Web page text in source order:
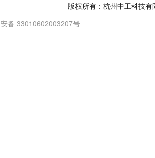
版权所有：杭州中工科技
备 33010602003207号